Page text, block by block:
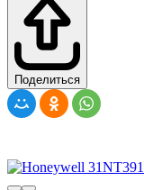
Поделиться